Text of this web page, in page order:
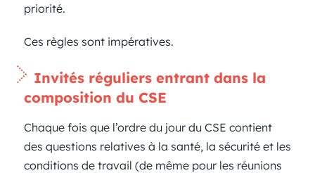
priorité.
Ces règles sont impératives.
Invités réguliers entrant dans la
composition du CSE
Chaque fois que l’ordre du jour du CSE contient
des questions relatives à la santé, la sécurité et les
conditions de travail (de même pour les réunions